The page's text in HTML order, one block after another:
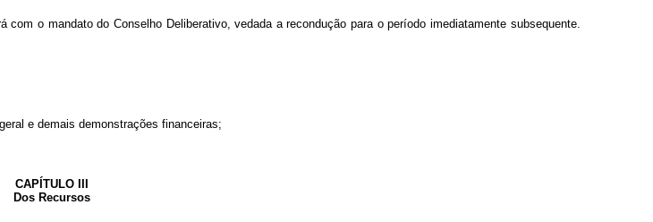
com o mandato do Conselho Deliberativo, vedada a recondução para o período imediatamente subsequente.
e demais demonstrações financeiras;
CAPÍTULO III
Dos Recursos